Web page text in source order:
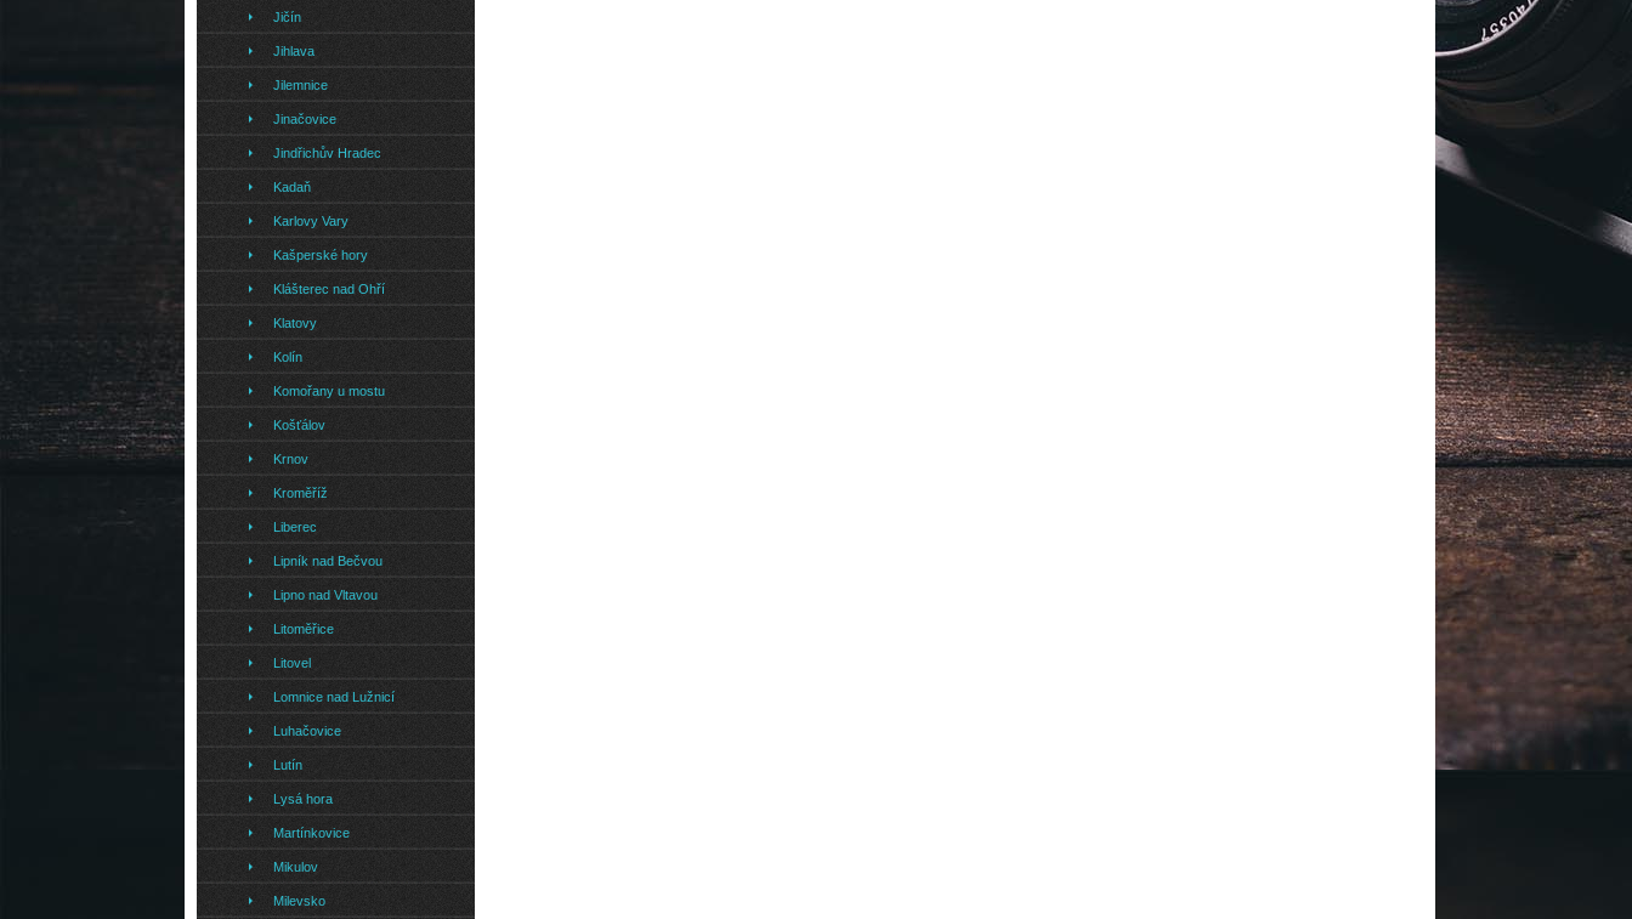
Jičín
Jihlava
Jilemnice
Jinačovice
Jindřichův Hradec
Kadaň
Karlovy Vary
Kašperské hory
Klášterec nad Ohří
Klatovy
Kolín
Komořany u mostu
Košťálov
Krnov
Kroměříž
Liberec
Lipník nad Bečvou
Lipno nad Vltavou
Litoměřice
Litovel
Lomnice nad Lužnicí
Luhačovice
Lutín
Lysá hora
Martínkovice
Mikulov
Milevsko